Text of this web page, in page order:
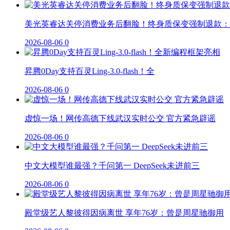
美光英睿达关停消费业务后翻脸！终身质保变强制退款
2026-08-06 0
昇腾0Day支持百灵Ling-3.0-flash！全
2026-08-06 0
虚惊一场！网传高德下线武汉实时公交 官方紧急辟谣
2026-08-06 0
中文大模型谁最强？千问第一 DeepSeek未进前三
2026-08-06 0
殿堂级艺人黎彼得因病离世 享年76岁：曾是周星驰御用